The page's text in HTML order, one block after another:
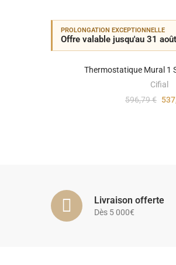
PROLONGATION EXCEPTIONNELLE
Offre valable jusqu'au 31 août
Thermostatique Mural 1
Cifial
596,79 €
Livraison offerte
Dès 5 000€